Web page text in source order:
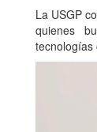
La USGP
quienes
tecnologías